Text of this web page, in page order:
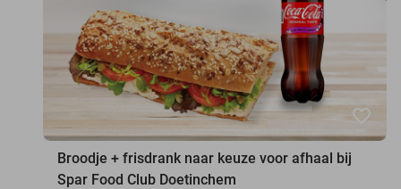
favorite_border
Broodje + frisdrank naar keuze voor afhaal bij
Spar Food Club Doetinchem